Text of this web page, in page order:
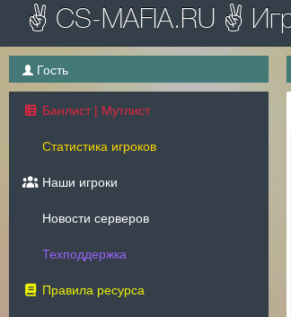
✌ CS-MAFIA.RU ✌
Гость
Банлист | Мутлист
Статистика игроков
Наши игроки
Новости серверов
Техподдержка
Правила ресурса